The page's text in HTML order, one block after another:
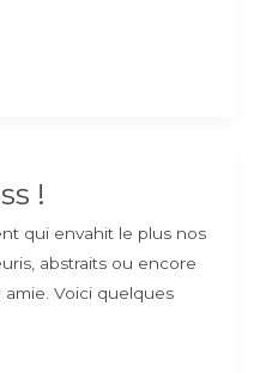
!
qui envahit le plus nos
abstraits ou encore
Voici quelques